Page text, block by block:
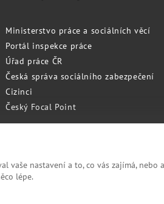
Ministerstvo práce a sociálních věcí
Portál inspekce práce
Úřad práce ČR
Česká správa sociálního zabezpečení
Cizinci
Český Focal Point
vaše nastavení a to, co vás zajímá,
lépe.